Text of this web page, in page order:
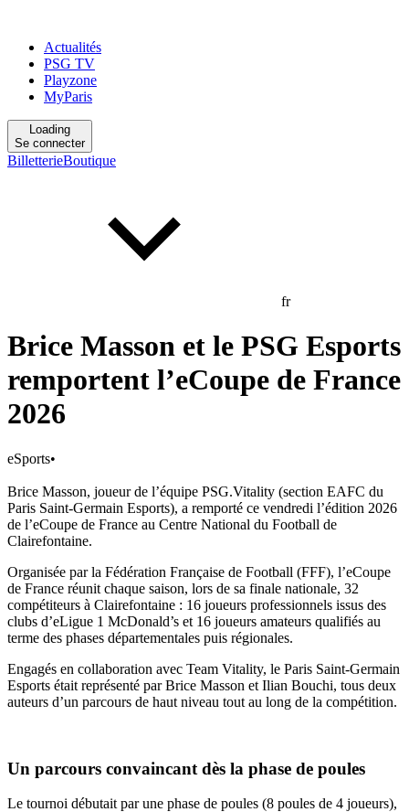
Actualités
PSG TV
Playzone
MyParis
Loading
Se connecter
BilletterieBoutique
fr
Brice Masson et le PSG Esports
remportent l’eCoupe de France
2026
eSports•
Brice Masson, joueur de l’équipe PSG.Vitality (section EAFC du
Paris Saint-Germain Esports), a remporté ce vendredi l’édition 2026
de l’eCoupe de France au Centre National du Football de
Clairefontaine.
Organisée par la Fédération Française de Football (FFF), l’eCoupe
de France réunit chaque saison, lors de sa finale nationale, 32
compétiteurs à Clairefontaine : 16 joueurs professionnels issus des
clubs d’eLigue 1 McDonald’s et 16 joueurs amateurs qualifiés au
terme des phases départementales puis régionales.
Engagés en collaboration avec Team Vitality, le Paris Saint-Germain
Esports était représenté par Brice Masson et Ilian Bouchi, tous deux
auteurs d’un parcours de haut niveau tout au long de la compétition.
Un parcours convaincant dès la phase de poules
Le tournoi débutait par une phase de poules (8 poules de 4 joueurs),